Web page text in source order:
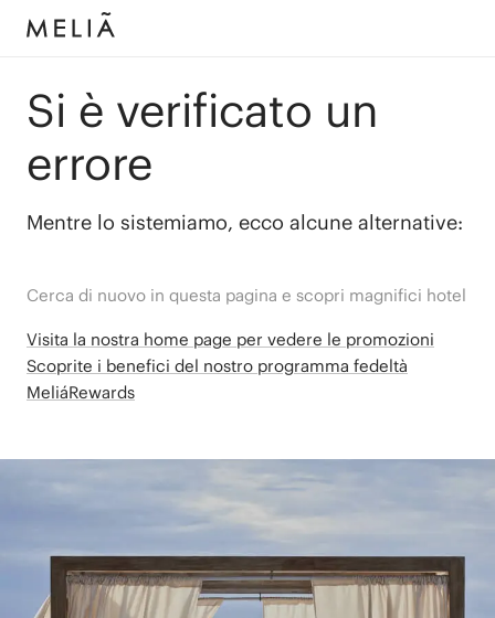
Si è verificato un
errore
Mentre lo sistemiamo, ecco alcune alternative:
Cerca di nuovo in questa pagina e scopri magnifici hotel
Visita la nostra home page per vedere le promozioni
Scoprite i benefici del nostro programma fedeltà
MeliáRewards